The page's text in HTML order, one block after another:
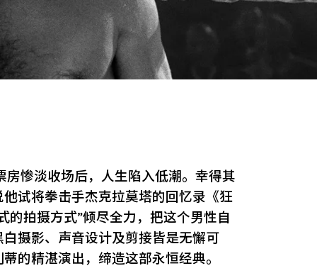
惨淡收场后，人生陷入低潮。幸得其
试将拳击手杰克拉莫塔的回忆录《狂
的拍摄方式”倾尽全力，把这个男性自
摄影、声音设计及剪接皆是无懈可
的精湛演出，缔造这部永恒经典。